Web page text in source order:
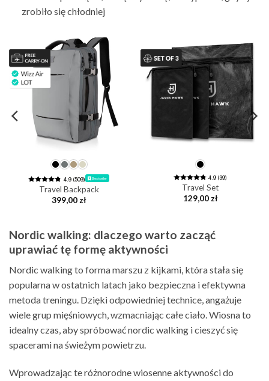
zrobiło się chłodniej
4.9 (509) Bestseller
Travel Backpack
399,00 zł
4.9 (39)
Travel Set
129,00 zł
Nordic walking: dlaczego warto zacząć
uprawiać tę formę aktywności
Nordic walking to forma marszu z kijkami, która stała się
popularna w ostatnich latach jako bezpieczna i efektywna
metoda treningu. Dzięki odpowiedniej technice, angażuje
wiele grup mięśniowych, wzmacniając całe ciało. Wiosna to
idealny czas, aby spróbować nordic walking i cieszyć się
spacerami na świeżym powietrzu.
Wprowadzając te różnorodne wiosenne aktywności do